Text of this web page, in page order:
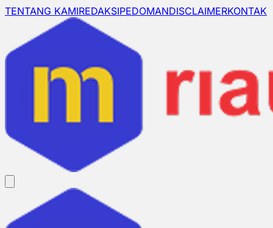
TENTANG KAMIREDAKSIPEDOMANDISCLAIMERKONTAK